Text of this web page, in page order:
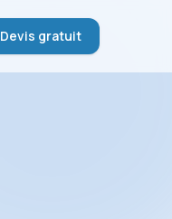
Devis gratuit